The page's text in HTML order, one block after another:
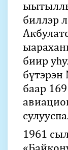
биллэр
биир
баар
1961